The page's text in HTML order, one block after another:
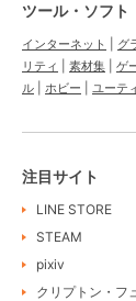
ツール・ソフト
インターネット グ
リティ
素材集 ゲ
ル
ホビー ユーテ
注目サイト
LINE STORE
STEAM
pixiv
クリプトン・フ